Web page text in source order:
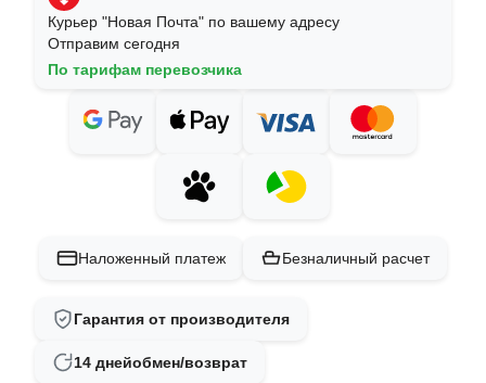
Курьер "Новая Почта" по вашему адресу
Отправим сегодня
По тарифам перевозчика
Наложенный платеж Безналичный расчет
Гарантия от производителя
14 днейобмен/возврат